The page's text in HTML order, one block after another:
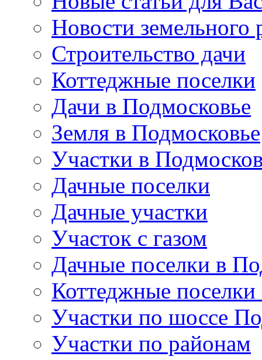
Новости земельного
Строительство дачи
Коттеджные поселки
Дачи в Подмосковье
Земля в Подмосковье
Участки в
Дачные поселки
Дачные участки
Участок с газом
Дачные поселки в
Коттеджные
Участки по шоссе
Участки по районам